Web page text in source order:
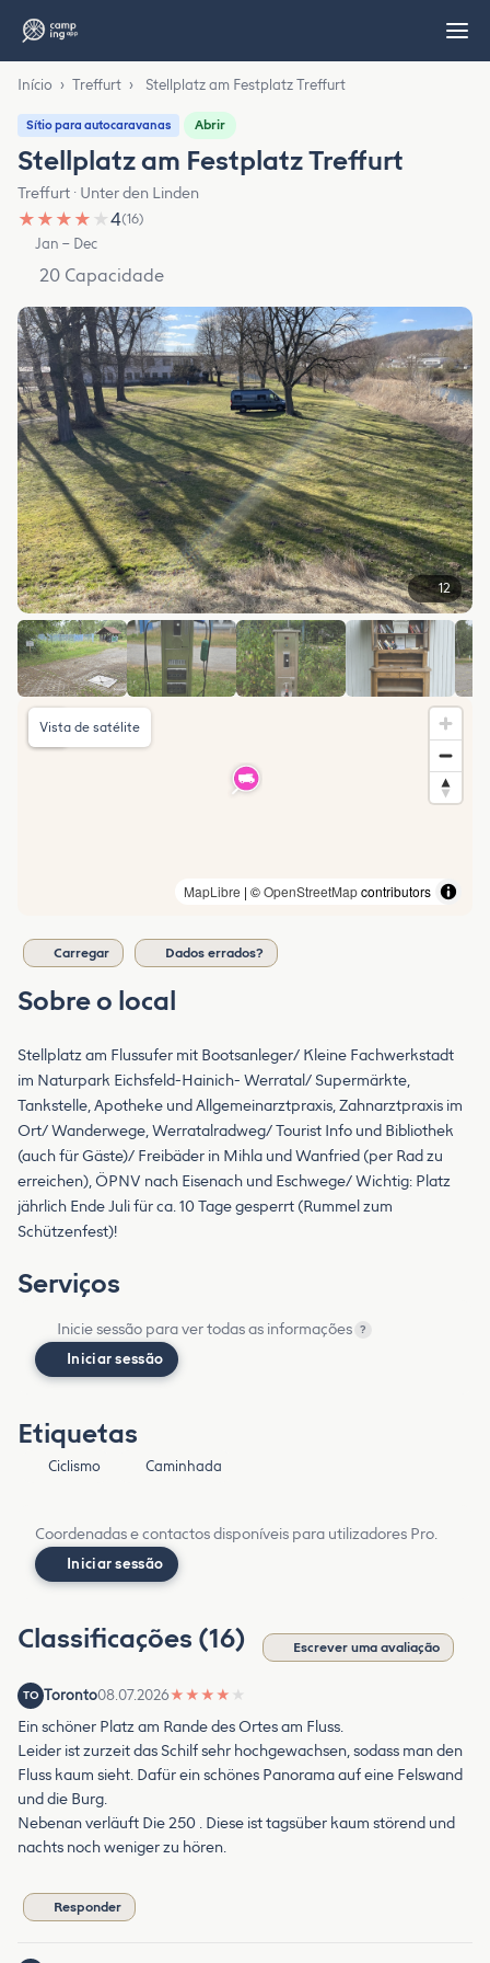
Início › Treffurt › Stellplatz am Festplatz Treffurt
Sítio para autocaravanas Abrir
Stellplatz am Festplatz Treffurt
Treffurt · Unter den Linden
★ ★ ★ ★ ★4(16)
Jan – Dec
20 Capacidade
12
MapLibre | ©OpenStreetMapcontributors
Vista de satélite
Carregar Dados errados?
Sobre o local
Stellplatz am Flussufer mit Bootsanleger/ Kleine Fachwerkstadt
im Naturpark Eichsfeld-Hainich- Werratal/ Supermärkte,
Tankstelle, Apotheke und Allgemeinarztpraxis, Zahnarztpraxis im
Ort/ Wanderwege, Werratalradweg/ Tourist Info und Bibliothek
(auch für Gäste)/ Freibäder in Mihla und Wanfried (per Rad zu
erreichen), ÖPNV nach Eisenach und Eschwege/ Wichtig: Platz
jährlich Ende Juli für ca. 10 Tage gesperrt (Rummel zum
Schützenfest)!
Serviços
Inicie sessão para ver todas as informações ?
Iniciar sessão
Etiquetas
Ciclismo Caminhada
Coordenadas e contactos disponíveis para utilizadores Pro.
Iniciar sessão
Classificações (16) Escrever uma avaliação
TO Toronto08.07.2026★ ★ ★ ★ ★
Ein schöner Platz am Rande des Ortes am Fluss.
Leider ist zurzeit das Schilf sehr hochgewachsen, sodass man den
Fluss kaum sieht. Dafür ein schönes Panorama auf eine Felswand
und die Burg.
Nebenan verläuft Die 250 . Diese ist tagsüber kaum störend und
nachts noch weniger zu hören.
Responder